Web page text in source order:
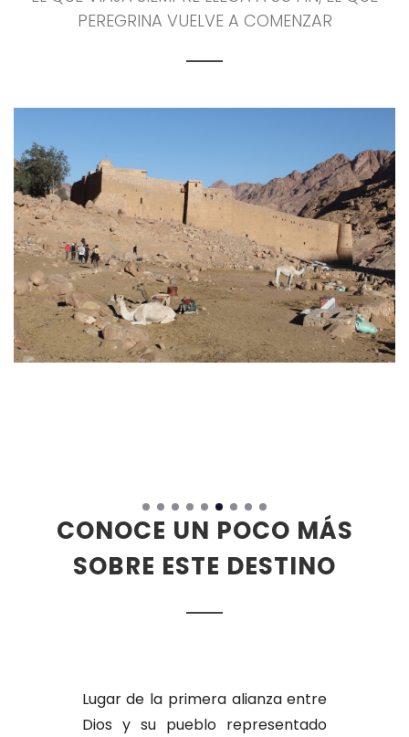
PEREGRINA VUELVE A COMENZAR
CONOCE UN POCO MÁS
SOBRE ESTE DESTINO
Lugar de la primera alianza entre
Dios y su pueblo representado